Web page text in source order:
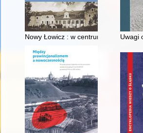
Nowy Łowicz : w centrum poligonu
Uwagi